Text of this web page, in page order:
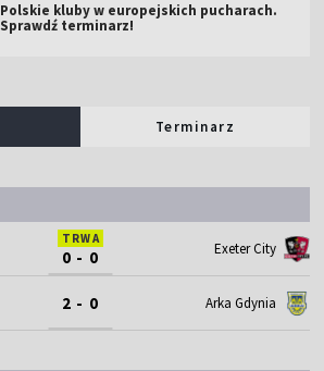
Polskie kluby w europejskich pucharach.
Sprawdź terminarz!
Terminarz
TRWA
0 - 0 Exeter City
2 - 0 Arka Gdynia